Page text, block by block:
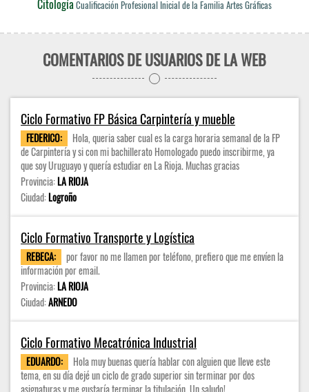
CitologíaCualificación Profesional Inicial de la Familia Artes Gráficas
COMENTARIOS DE USUARIOS DE LA WEB
Ciclo Formativo FP Básica Carpintería y mueble
FEDERICO:
Hola, queria saber cual es la carga horaria semanal de la FP
de Carpintería y si con mi bachillerato Homologado puedo inscribirme, ya
que soy Uruguayo y quería estudiar en La Rioja. Muchas gracias
Provincia:LA RIOJA
Ciudad:Logroño
Ciclo Formativo Transporte y Logística
REBECA:
por favor no me llamen por teléfono, prefiero que me envíen la
información por email.
Provincia:LA RIOJA
Ciudad:ARNEDO
Ciclo Formativo Mecatrónica Industrial
EDUARDO:
Hola muy buenas quería hablar con alguien que lleve este
tema, en su día dejé un ciclo de grado superior sin terminar por dos